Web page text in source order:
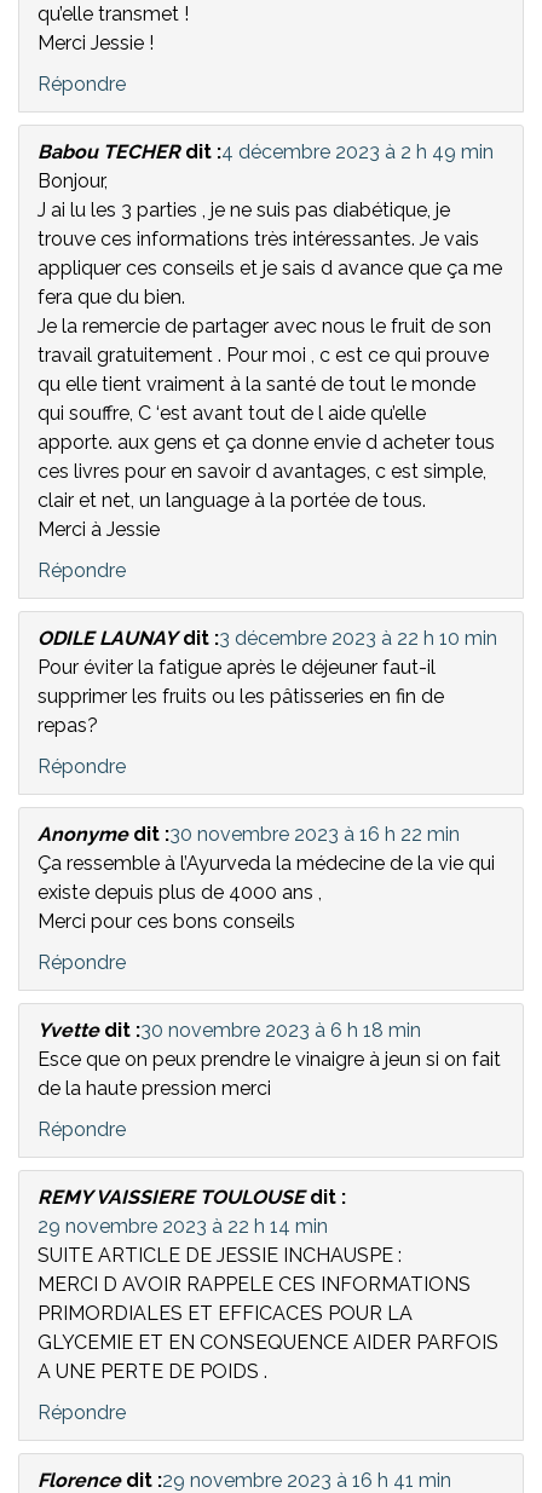
qu’elle transmet !
Merci Jessie !
Répondre
Babou TECHER dit :4 décembre 2023 à 2 h 49 min
Bonjour,
J ai lu les 3 parties , je ne suis pas diabétique, je
trouve ces informations très intéressantes. Je vais
appliquer ces conseils et je sais d avance que ça me
fera que du bien.
Je la remercie de partager avec nous le fruit de son
travail gratuitement . Pour moi , c est ce qui prouve
qu elle tient vraiment à la santé de tout le monde
qui souffre, C ‘est avant tout de l aide qu’elle
apporte. aux gens et ça donne envie d acheter tous
ces livres pour en savoir d avantages, c est simple,
clair et net, un language à la portée de tous.
Merci à Jessie
Répondre
ODILE LAUNAY dit :3 décembre 2023 à 22 h 10 min
Pour éviter la fatigue après le déjeuner faut-il
supprimer les fruits ou les pâtisseries en fin de
repas?
Répondre
Anonyme dit :30 novembre 2023 à 16 h 22 min
Ça ressemble à l’Ayurveda la médecine de la vie qui
existe depuis plus de 4000 ans ,
Merci pour ces bons conseils
Répondre
Yvette dit :30 novembre 2023 à 6 h 18 min
Esce que on peux prendre le vinaigre à jeun si on fait
de la haute pression merci
Répondre
REMY VAISSIERE TOULOUSE dit :
29 novembre 2023 à 22 h 14 min
SUITE ARTICLE DE JESSIE INCHAUSPE :
MERCI D AVOIR RAPPELE CES INFORMATIONS
PRIMORDIALES ET EFFICACES POUR LA
GLYCEMIE ET EN CONSEQUENCE AIDER PARFOIS
A UNE PERTE DE POIDS .
Répondre
Florence dit :29 novembre 2023 à 16 h 41 min